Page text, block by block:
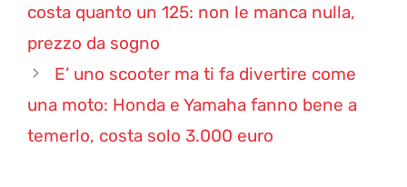
costa quanto un 125: non le manca nulla,
prezzo da sogno
E’ uno scooter ma ti fa divertire come
una moto: Honda e Yamaha fanno bene a
temerlo, costa solo 3.000 euro